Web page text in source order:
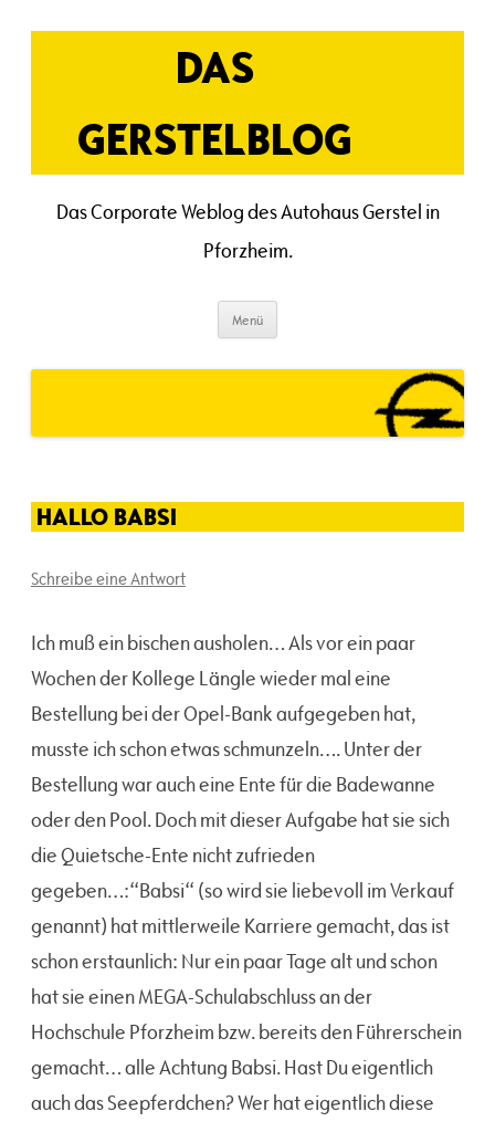
Inhalt
DAS
GERSTELBLOG
Das Corporate Weblog des Autohaus Gerstel in
Pforzheim.
Menü
HALLO BABSI
Schreibe eine Antwort
Ich muß ein bischen ausholen… Als vor ein paar
Wochen der Kollege Längle wieder mal eine
Bestellung bei der Opel-Bank aufgegeben hat,
musste ich schon etwas schmunzeln…. Unter der
Bestellung war auch eine Ente für die Badewanne
oder den Pool. Doch mit dieser Aufgabe hat sie sich
die Quietsche-Ente nicht zufrieden
gegeben…:“Babsi“ (so wird sie liebevoll im Verkauf
genannt) hat mittlerweile Karriere gemacht, das ist
schon erstaunlich: Nur ein paar Tage alt und schon
hat sie einen MEGA-Schulabschluss an der
Hochschule Pforzheim bzw. bereits den Führerschein
gemacht… alle Achtung Babsi. Hast Du eigentlich
auch das Seepferdchen? Wer hat eigentlich diese